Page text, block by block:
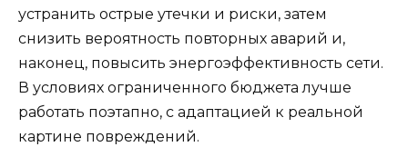
устранить острые утечки и риски, затем
снизить вероятность повторных аварий и,
наконец, повысить энергоэффективность сети.
В условиях ограниченного бюджета лучше
работать поэтапно, с адаптацией к реальной
картине повреждений.